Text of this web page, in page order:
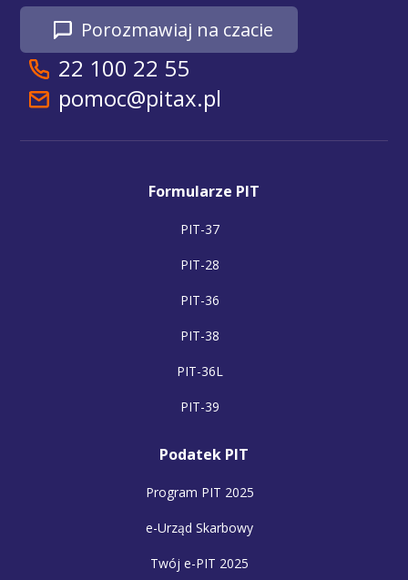
Porozmawiaj na czacie
22 100 22 55
pomoc@pitax.pl
Formularze PIT
PIT-37
PIT-28
PIT-36
PIT-38
PIT-36L
PIT-39
Podatek PIT
Program PIT 2025
e-Urząd Skarbowy
Twój e-PIT 2025